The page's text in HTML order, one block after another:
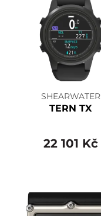
SHEARWATER
TERN TX
22 101 Kč